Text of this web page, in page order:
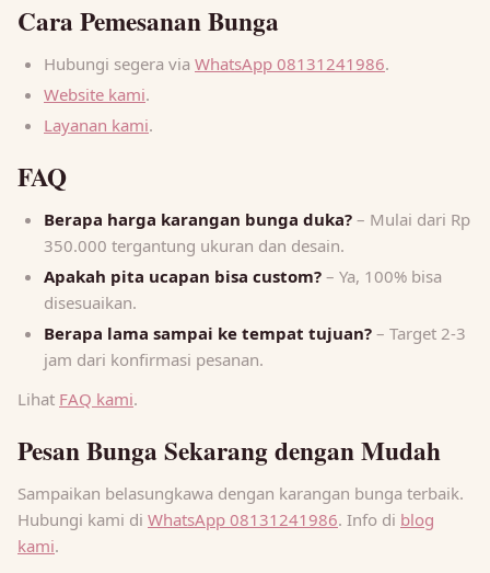
Cara Pemesanan Bunga
Hubungi segera via WhatsApp 08131241986.
Website kami.
Layanan kami.
FAQ
Berapa harga karangan bunga duka? – Mulai dari Rp
350.000 tergantung ukuran dan desain.
Apakah pita ucapan bisa custom? – Ya, 100% bisa
disesuaikan.
Berapa lama sampai ke tempat tujuan? – Target 2-3
jam dari konfirmasi pesanan.
Lihat FAQ kami.
Pesan Bunga Sekarang dengan Mudah
Sampaikan belasungkawa dengan karangan bunga terbaik.
Hubungi kami di WhatsApp 08131241986. Info di blog
kami.